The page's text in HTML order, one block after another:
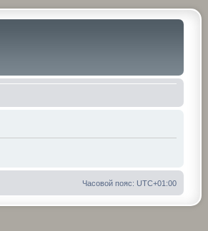
Часовой пояс: UTC+01:00